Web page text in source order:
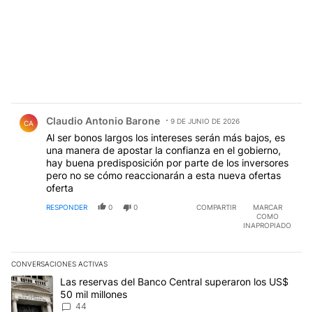
CA Claudio Antonio Barone 9 DE JUNIO DE 2026
Al ser bonos largos los intereses serán más bajos, es
una manera de apostar la confianza en el gobierno,
hay buena predisposición por parte de los inversores
pero no se cómo reaccionarán a esta nueva ofertas
oferta
RESPONDER 0 0 COMPARTIR
MARCAR
COMO
INAPROPIADO
CONVERSACIONES ACTIVAS
Este listado muestra los artículos con más comentarios en los
Un artículo de tendencia con el título "Las reservas del Banco
Las reservas del Banco Central superaron los US$
50 mil millones
44